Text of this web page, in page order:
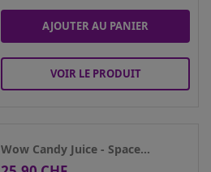
AJOUTER AU PANIER
VOIR LE PRODUIT
Wow Candy Juice - Space...